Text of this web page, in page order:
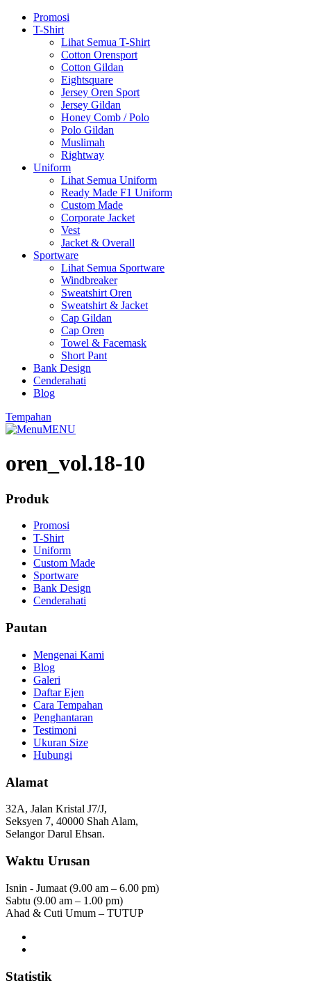
Promosi
T-Shirt
Lihat Semua T-Shirt
Cotton Orensport
Cotton Gildan
Eightsquare
Jersey Oren Sport
Jersey Gildan
Honey Comb / Polo
Polo Gildan
Muslimah
Rightway
Uniform
Lihat Semua Uniform
Ready Made F1 Uniform
Custom Made
Corporate Jacket
Vest
Jacket & Overall
Sportware
Lihat Semua Sportware
Windbreaker
Sweatshirt Oren
Sweatshirt & Jacket
Cap Gildan
Cap Oren
Towel & Facemask
Short Pant
Bank Design
Cenderahati
Blog
Tempahan
MENU
oren_vol.18-10
Produk
Promosi
T-Shirt
Uniform
Custom Made
Sportware
Bank Design
Cenderahati
Pautan
Mengenai Kami
Blog
Galeri
Daftar Ejen
Cara Tempahan
Penghantaran
Testimoni
Ukuran Size
Hubungi
Alamat
32A, Jalan Kristal J7/J,
Seksyen 7, 40000 Shah Alam,
Selangor Darul Ehsan.
Waktu Urusan
Isnin - Jumaat (9.00 am – 6.00 pm)
Sabtu (9.00 am – 1.00 pm)
Ahad & Cuti Umum – TUTUP
Statistik